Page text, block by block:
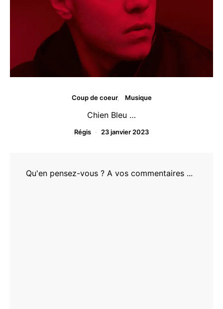
Coup de coeur Musique
Chien Bleu …
Régis 23 janvier 2023
Qu'en pensez-vous ? A vos commentaires ...